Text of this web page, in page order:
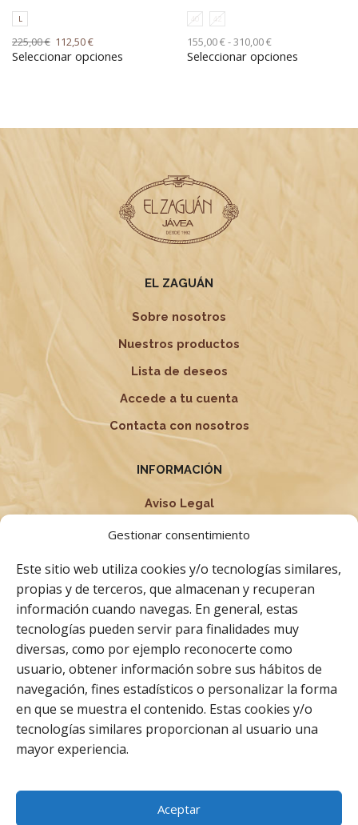
Gestionar consentimiento
Este sitio web utiliza cookies y/o tecnologías similares,
propias y de terceros, que almacenan y recuperan
información cuando navegas. En general, estas
tecnologías pueden servir para finalidades muy
diversas, como por ejemplo reconocerte como
usuario, obtener información sobre sus hábitos de
navegación, fines estadísticos o personalizar la forma
en que se muestra el contenido. Estas cookies y/o
tecnologías similares proporcionan al usuario una
mayor experiencia.
Aceptar
L
225,00€ El
precio
112,50€El
precio
Seleccionar opciones
Las
pueden
elegir
en
la
página
40 42
155,00€-310,00€Rango
de
310,00 €
Seleccionar opciones
Las
EL ZAGUÁN
Sobre nosotros
Nuestros productos
Lista de deseos
Accede a tu cuenta
Contacta con nosotros
INFORMACIÓN
Aviso Legal
Política de privacidad
Términos y Condiciones
Política de cookies
Derecho de desistimiento
FacebookInstagramWhatsapp